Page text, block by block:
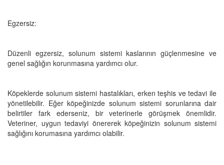
Egzersiz:
Düzenli egzersiz, solunum sistemi kaslarının güçlenmesine ve
genel sağlığın korunmasına yardımcı olur.
Köpeklerde solunum sistemi hastalıkları, erken teşhis ve tedavi ile
yönetilebilir. Eğer köpeğinizde solunum sistemi sorunlarına dair
belirtiler fark ederseniz, bir veterinerle görüşmek önemlidir.
Veteriner, uygun tedaviyi önererek köpeğinizin solunum sistemi
sağlığını korumasına yardımcı olabilir.